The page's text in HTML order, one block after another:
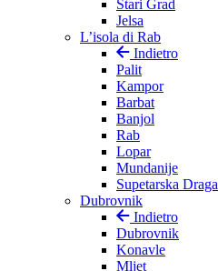
Stari Grad
Jelsa
L’isola di Rab
Indietro
Palit
Kampor
Barbat
Banjol
Rab
Lopar
Mundanije
Supetarska Draga
Dubrovnik
Indietro
Dubrovnik
Konavle
Mljet